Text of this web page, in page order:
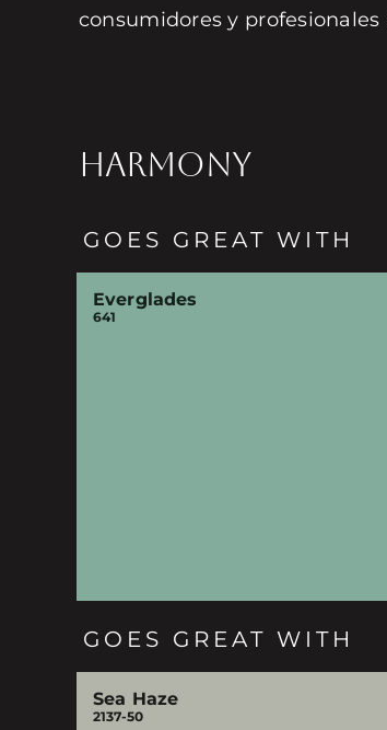
consumidores y
HARMONY
GOES GREAT WITH
Everglades
641
GOES GREAT WITH
Sea Haze
2137-50